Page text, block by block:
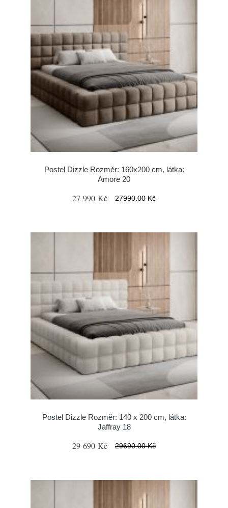
Postel Dizzle Rozměr: 160x200 cm, látka:
Amore 20
27 990 Kč 27990.00 Kč
Postel Dizzle Rozměr: 140 x 200 cm, látka:
Jaffray 18
29 690 Kč 29690.00 Kč